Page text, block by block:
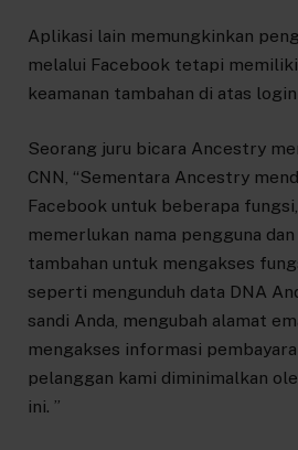
Aplikasi lain memungkinkan
melalui Facebook tetapi
keamanan tambahan di atas
Seorang juru bicara Ancestry
CNN, “Sementara Ancestry
Facebook untuk beberapa
memerlukan nama pengguna
tambahan untuk mengakses
seperti mengunduh data DNA
sandi Anda, mengubah alamat
mengakses informasi
pelanggan kami diminimalkan
ini. ”